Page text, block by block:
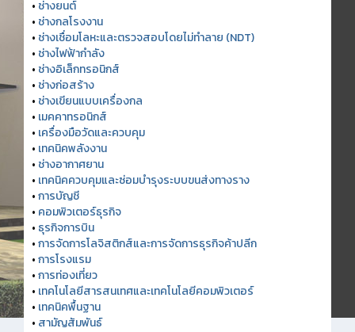
• ช่างยนต์
• ช่างกลโรงงาน
• ช่างเชื่อมโลหะและตรวจสอบโดยไม่ทำลาย (NDT)
• ช่างไฟฟ้ากำลัง
• ช่างอิเล็กทรอนิกส์
• ช่างก่อสร้าง
• ช่างเขียนแบบเครื่องกล
• เมคคาทรอนิกส์
• เครื่องมือวัดและควบคุม
• เทคนิคพลังงาน
• ช่างอากาศยาน
• เทคนิคควบคุมและซ่อมบำรุงระบบขนส่งทางราง
•การบัญชี
• คอมพิวเตอร์ธุรกิจ
• ธุรกิจการบิน
•การจัดการโลจิสติกส์และการจัดการธุรกิจค้าปลีก
•การโรงแรม
•การท่องเที่ยว
• เทคโนโลยีสารสนเทศและเทคโนโลยีคอมพิวเตอร์
• เทคนิคพื้นฐาน
• สามัญสัมพันธ์